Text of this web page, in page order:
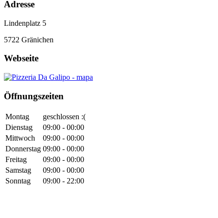
Adresse
Lindenplatz 5
5722 Gränichen
Webseite
Öffnungszeiten
Montag
geschlossen :(
Dienstag
09:00 - 00:00
Mittwoch
09:00 - 00:00
Donnerstag 09:00 - 00:00
Freitag
09:00 - 00:00
Samstag
09:00 - 00:00
Sonntag
09:00 - 22:00